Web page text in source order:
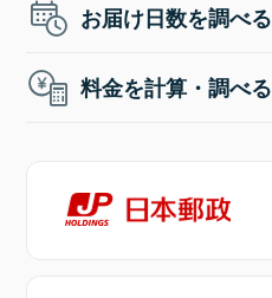
お届け日数を調べる
料金を計算・調べる